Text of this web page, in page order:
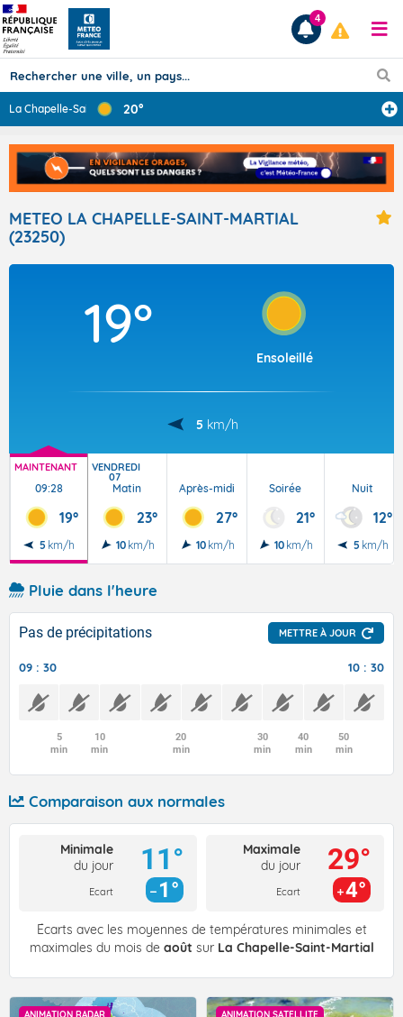
Prévisions
TOUS LES RÉSULTATS
4
La Chapelle-Sai 20°
METEO LA CHAPELLE-SAINT-MARTIAL
(23250)
19°
Ensoleillé
5 km/h
MAINTENANT
09:28
19°
5 km/h
VENDREDI
07
Matin
23°
10 km/h
Après-midi
27°
10 km/h
Soirée
21°
10 km/h
Nuit
12°
5 km/h
Pluie dans l'heure
Pas de précipitations METTRE À JOUR
09 : 30 10 : 30
5
min
10
min
20
min
30
min
40
min
50
min
Comparaison aux normales
Minimale
du jour
Ecart
11°
1°
Maximale
du jour
Ecart
29°
4°
Écarts avec les moyennes de températures minimales et
maximales du mois de août sur La Chapelle-Saint-Martial